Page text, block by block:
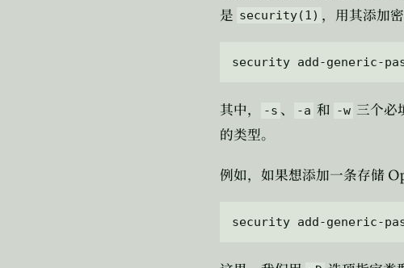
是 security(1) ，用其添加
其中， -s 、 -a 和 -w 三个必
的类型。
例如，如果想添加一条存储